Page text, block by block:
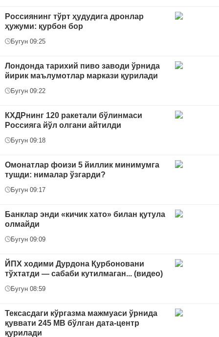
Россиянинг тўрт ҳудудига дронлар
ҳужуми: қурбон бор
Бугун 09:25
Лондонда тарихий пиво заводи ўрнида
йирик маълумотлар маркази қурилади
Бугун 09:22
КХДРнинг 120 ракетали бўлинмаси
Россияга йўл олгани айтилди
Бугун 09:18
Омонатлар фоизи 5 йиллик минимумга
тушди: нималар ўзгарди?
Бугун 09:17
Банклар энди «кичик хато» билан қутула
олмайди
Бугун 09:09
ЙПХ ходими Дурдона Қурбоновани
тўхтатди — сабаби кутилмаган... (видео)
Бугун 08:59
Тексасдаги кўргазма мажмуаси ўрнида
қуввати 245 МВ бўлган дата-центр
қурилади